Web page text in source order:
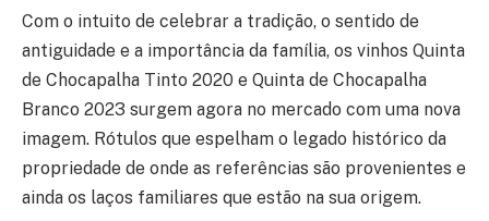
Com o intuito de celebrar a tradição, o sentido de
antiguidade e a importância da família, os vinhos Quinta
de Chocapalha Tinto 2020 e Quinta de Chocapalha
Branco 2023 surgem agora no mercado com uma nova
imagem. Rótulos que espelham o legado histórico da
propriedade de onde as referências são provenientes e
ainda os laços familiares que estão na sua origem.